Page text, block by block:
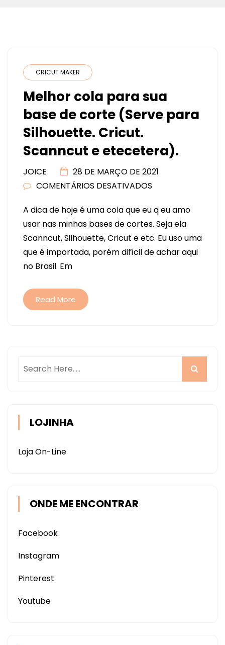
CRICUT MAKER
Melhor cola para sua
base de corte (Serve para
Silhouette. Cricut.
Scanncut e etecetera).
JOICE
28 DE MARÇO DE 2021
COMENTÁRIOS DESATIVADOS
COLA
PARA
SUA
BASE
SCANNCUT
ETECETERA).
A dica de hoje é uma cola que eu q eu amo
usar nas minhas bases de cortes. Seja ela
Scanncut, Silhouette, Cricut e etc. Eu uso uma
que é importada, porém difícil de achar aqui
no Brasil. Em
Read More
LOJINHA
Loja On-Line
ONDE ME ENCONTRAR
Facebook
Instagram
Pinterest
Youtube